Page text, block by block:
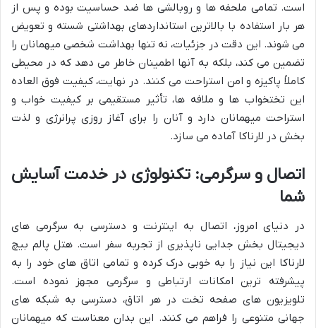
است. تمامی ملحفه ها و روبالشی ها ضد حساسیت بوده و پس از
هر بار استفاده با بالاترین استانداردهای بهداشتی شسته و تعویض
می شوند. این دقت در جزئیات، نه تنها بهداشت شخصی میهمانان را
تضمین می کند، بلکه به آنها اطمینان خاطر می دهد که در محیطی
کاملاً پاکیزه و امن استراحت می کنند. در نهایت، کیفیت فوق العاده
این تختخواب ها و ملافه ها، تأثیر مستقیمی بر کیفیت خواب و
استراحت میهمانان دارد و آنان را برای آغاز روزی پرانرژی و لذت
بخش در لارناکا آماده می سازد.
اتصال و سرگرمی: تکنولوژی در خدمت آسایش
شما
در دنیای امروز، اتصال به اینترنت و دسترسی به سرگرمی های
دیجیتال بخش جدایی ناپذیری از تجربه سفر است. هتل پالم بیچ
لارناکا این نیاز را به خوبی درک کرده و تمامی اتاق های خود را به
پیشرفته ترین امکانات ارتباطی و سرگرمی مجهز نموده است.
تلویزیون های صفحه تخت در هر اتاق، دسترسی به شبکه های
جهانی متنوعی را فراهم می کنند. این بدان معناست که میهمانان